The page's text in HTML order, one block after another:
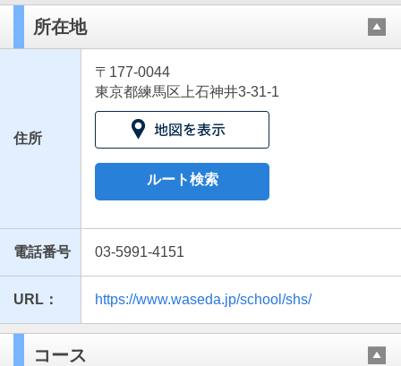
所在地
住所
〒177-0044
東京都練馬区上石神井3-31-1
ルート検索
電話番号 03-5991-4151
URL： https://www.waseda.jp/school/shs/
コース